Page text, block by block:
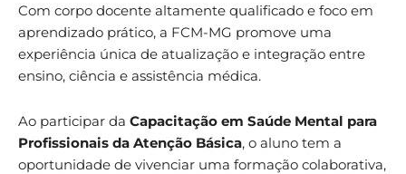
Com corpo docente altamente qualificado e foco em
aprendizado prático, a FCM-MG promove uma
experiência única de atualização e integração entre
ensino, ciência e assistência médica.
Ao participar da Capacitação em Saúde Mental para
Profissionais da Atenção Básica, o aluno tem a
oportunidade de vivenciar uma formação colaborativa,